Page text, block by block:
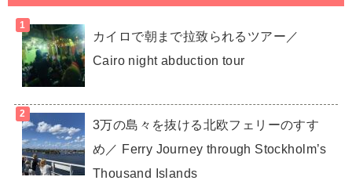
カイロで朝まで拉致られるツアー／
Cairo night abduction tour
3万の島々を抜ける北欧フェリーのすす
め／ Ferry Journey through Stockholm’s
Thousand Islands